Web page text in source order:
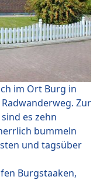
im Ort Burg in
Zur
es zehn
bummeln
und tagsüber
Burgstaaken,